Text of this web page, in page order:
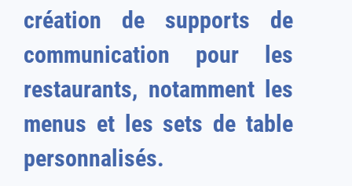
création de supports de
communication pour les
restaurants, notamment les
menus et les sets de table
personnalisés.